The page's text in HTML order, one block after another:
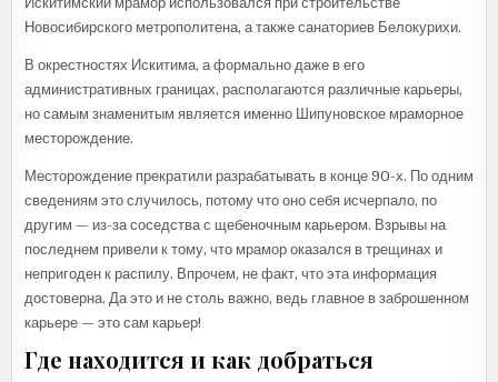
Новосибирского метрополитена, а также санаториев Белокурихи.
В окрестностях Искитима, а формально даже в его
административных границах, располагаются различные карьеры,
но самым знаменитым является именно Шипуновское мраморное
месторождение.
Месторождение прекратили разрабатывать в конце 90-х. По одним
сведениям это случилось, потому что оно себя исчерпало, по
другим — из-за соседства с щебеночным карьером. Взрывы на
последнем привели к тому, что мрамор оказался в трещинах и
непригоден к распилу. Впрочем, не факт, что эта информация
достоверна. Да это и не столь важно, ведь главное в заброшенном
карьере — это сам карьер!
Где находится и как добраться